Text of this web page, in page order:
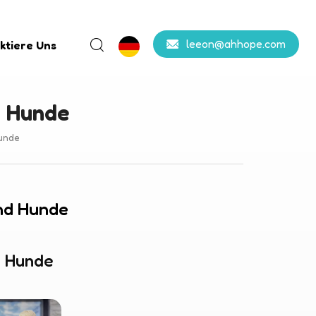
leeon@ahhope.com
Uns
Hunde